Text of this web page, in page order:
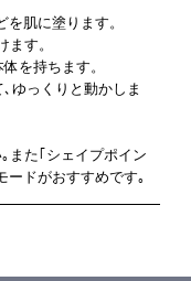
肌に塗ります。
す。
を持ちます。
ゆっくりと動かしま
また｢シェイプポイン
ードがおすすめです｡